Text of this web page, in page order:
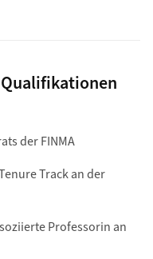
der FINMA
Track an der
Professorin an